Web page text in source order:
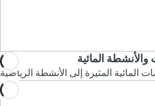
والأنشطة المائية